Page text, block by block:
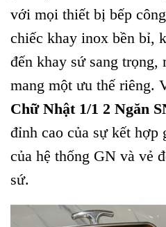
với mọi thiết bị bếp
chiếc khay inox bền bỉ,
đến khay sứ sang trọng,
mang một ưu thế riêng.
Chữ Nhật 1/1 2 Ngăn
đỉnh cao của sự kết hợp
của hệ thống GN và vẻ
sứ.